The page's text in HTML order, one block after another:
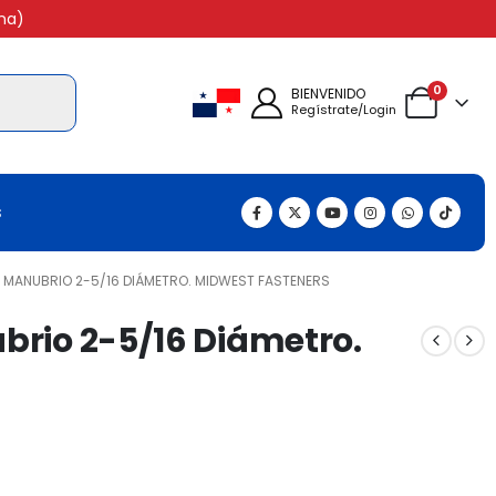
BIENVENIDO
Regístrate/Login
0
2-5/16 DIÁMETRO. MIDWEST FASTENERS
2-5/16 Diámetro.